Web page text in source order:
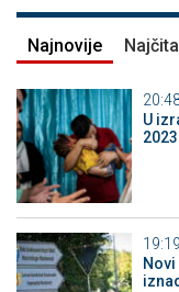
Najnovije
U
19:19